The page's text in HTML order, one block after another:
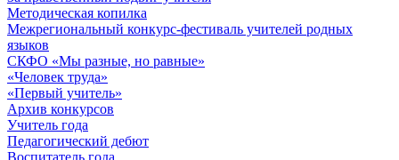
Методическая копилка
Межрегиональный конкурс-фестиваль учителей родных
языков
СКФО «Мы разные, но равные»
«Человек труда»
«Первый учитель»
Архив конкурсов
Учитель года
Педагогический дебют
Воспитатель года